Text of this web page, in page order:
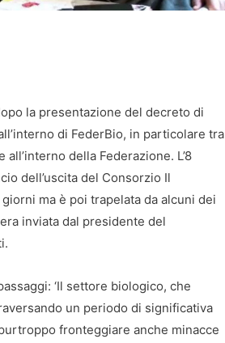
la presentazione del decreto di
di FederBio, in particolare tra
della Federazione. L’8
dell’uscita del Consorzio Il
ma è poi trapelata da alcuni dei
inviata dal presidente del
‘Il settore biologico, che
un periodo di significativa
fronteggiare anche minacce